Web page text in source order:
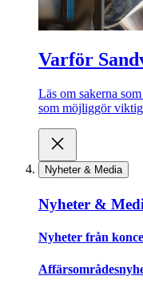
Varför
Läs om sakerna
som möjliggör
Nyheter & Media
Nyheter &
Nyheter från